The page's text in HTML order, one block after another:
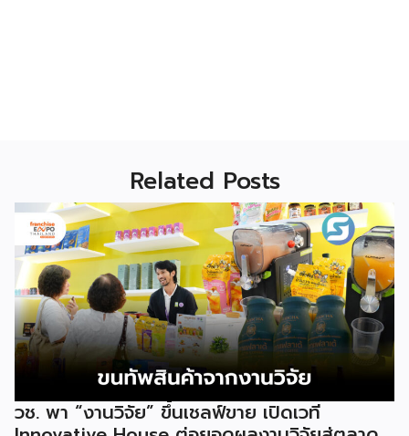
Related Posts
วช. พา “งานวิจัย” ขึ้นเชลฟ์ขาย เปิดเวที